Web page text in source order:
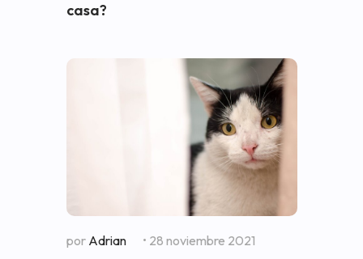
casa?
por Adrian • 28 noviembre 2021